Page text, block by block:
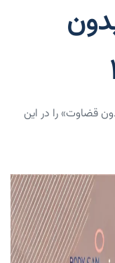
قضاوت» را در این